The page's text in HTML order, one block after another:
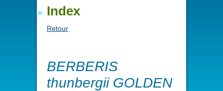
Index
Retour
BERBERIS
thunbergii GOLDEN